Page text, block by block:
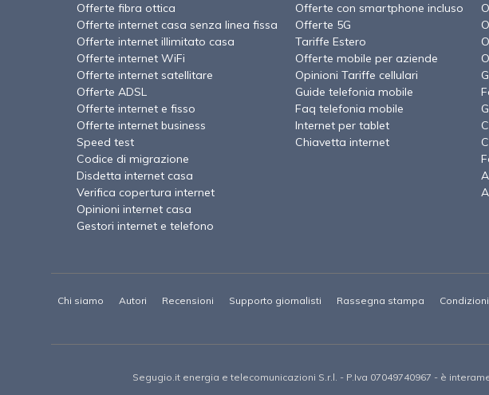
Offerte fibra ottica
Offerte internet casa senza linea fissa
Offerte internet illimitato casa
Offerte internet WiFi
Offerte internet satellitare
Offerte ADSL
Offerte internet e fisso
Offerte internet business
Speed test
Codice di migrazione
Disdetta internet casa
Verifica copertura internet
Opinioni internet casa
Gestori internet e telefono
Offerte con smartphone incluso
Offerte 5G
Tariffe Estero
Offerte mobile per aziende
Opinioni Tariffe cellulari
Guide telefonia mobile
Faq telefonia mobile
Internet per tablet
Chiavetta internet
Chi siamo Autori Recensioni Supporto giornalisti Rassegna stampa
Segugio.it energia e telecomunicazioni S.r.l. - P.Iva 07049740967 - è